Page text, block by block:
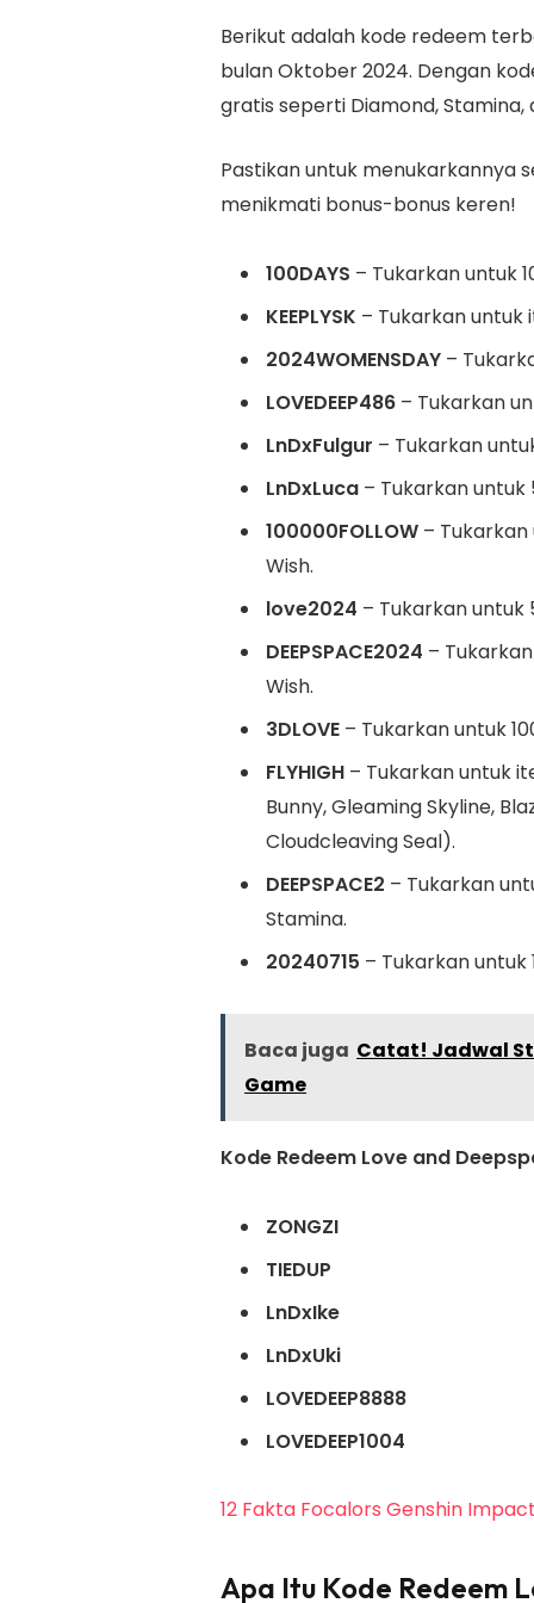
Berikut adalah kode redeem
bulan Oktober 2024. Dengan
gratis seperti Diamond, Stamina,
Pastikan untuk menukarkannya
menikmati bonus-bonus keren!
100DAYS – Tukarkan untuk
KEEPLYSK – Tukarkan untuk
2024WOMENSDAY –
LOVEDEEP486 – Tukarkan
LnDxFulgur – Tukarkan
LnDxLuca – Tukarkan untuk
100000FOLLOW – Tukarkan
Wish.
love2024 – Tukarkan untuk
DEEPSPACE2024 –
Wish.
3DLOVE – Tukarkan untuk
FLYHIGH – Tukarkan untuk
Bunny, Gleaming Skyline,
Cloudcleaving Seal).
DEEPSPACE2 – Tukarkan
Stamina.
20240715 – Tukarkan untuk
Baca juga Catat! Jadwal
Game
Kode Redeem Love and
ZONGZI
TIEDUP
LnDxIke
LnDxUki
LOVEDEEP8888
LOVEDEEP1004
12 Fakta Focalors Genshin
Apa Itu Kode Redeem